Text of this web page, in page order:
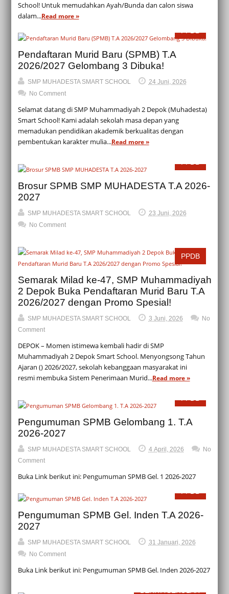
School! Untuk memudahkan Ayah/Bunda dan calon siswa
dalam...Read more »
PPDB
Pendaftaran Murid Baru (SPMB) T.A
2026/2027 Gelombang 3 Dibuka!
SMP MUHADESTA SMART SCHOOL
24 Juni, 2026
No Comment
Selamat datang di SMP Muhammadiyah 2 Depok (Muhadesta)
Smart School! Kami adalah sekolah masa depan yang
memadukan pendidikan akademik berkualitas dengan
pembentukan karakter mulia...Read more »
PPDB
Brosur SPMB SMP MUHADESTA T.A 2026-
2027
SMP MUHADESTA SMART SCHOOL
23 Juni, 2026
No Comment
PPDB
Semarak Milad ke-47, SMP Muhammadiyah
2 Depok Buka Pendaftaran Murid Baru T.A
2026/2027 dengan Promo Spesial!
SMP MUHADESTA SMART SCHOOL 3 Juni, 2026
No
Comment
DEPOK – Momen istimewa kembali hadir di SMP
Muhammadiyah 2 Depok Smart School. Menyongsong Tahun
Ajaran () 2026/2027, sekolah kebanggaan masyarakat ini
resmi membuka Sistem Penerimaan Murid...Read more »
PPDB
Pengumuman SPMB Gelombang 1. T.A
2026-2027
SMP MUHADESTA SMART SCHOOL 4 April, 2026
No
Comment
Buka Link berikut ini: Pengumuman SPMB Gel. 1 2026-2027
PPDB
Pengumuman SPMB Gel. Inden T.A 2026-
2027
SMP MUHADESTA SMART SCHOOL
31 Januari, 2026
No Comment
Buka Link berikut ini: Pengumuman SPMB Gel. Inden 2026-2027
BERITA SEKOLAH